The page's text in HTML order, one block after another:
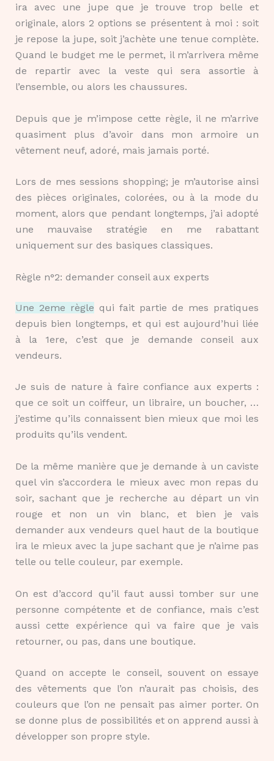
ira avec une jupe que je trouve trop belle et
originale, alors 2 options se présentent à moi : soit
je repose la jupe, soit j’achète une tenue complète.
Quand le budget me le permet, il m’arrivera même
de repartir avec la veste qui sera assortie à
l’ensemble, ou alors les chaussures.
Depuis que je m’impose cette règle, il ne m’arrive
quasiment plus d’avoir dans mon armoire un
vêtement neuf, adoré, mais jamais porté.
Lors de mes sessions shopping; je m’autorise ainsi
des pièces originales, colorées, ou à la mode du
moment, alors que pendant longtemps, j’ai adopté
une mauvaise stratégie en me rabattant
uniquement sur des basiques classiques.
Règle n°2: demander conseil aux experts
Une 2eme règle qui fait partie de mes pratiques
depuis bien longtemps, et qui est aujourd’hui liée
à la 1ere, c’est que je demande conseil aux
vendeurs.
Je suis de nature à faire confiance aux experts :
que ce soit un coiffeur, un libraire, un boucher, …
j’estime qu’ils connaissent bien mieux que moi les
produits qu’ils vendent.
De la même manière que je demande à un caviste
quel vin s’accordera le mieux avec mon repas du
soir, sachant que je recherche au départ un vin
rouge et non un vin blanc, et bien je vais
demander aux vendeurs quel haut de la boutique
ira le mieux avec la jupe sachant que je n’aime pas
telle ou telle couleur, par exemple.
On est d’accord qu’il faut aussi tomber sur une
personne compétente et de confiance, mais c’est
aussi cette expérience qui va faire que je vais
retourner, ou pas, dans une boutique.
Quand on accepte le conseil, souvent on essaye
des vêtements que l’on n’aurait pas choisis, des
couleurs que l’on ne pensait pas aimer porter. On
se donne plus de possibilités et on apprend aussi à
développer son propre style.